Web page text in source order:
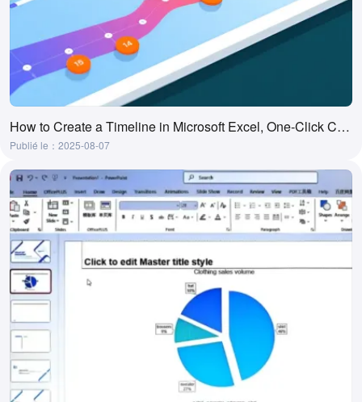
How to Create a Timeline in Microsoft Excel, One-Click Creation Tool
Publié le：2025-08-07